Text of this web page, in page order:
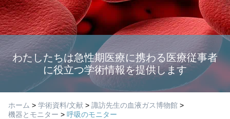
わたしたちは急性期医療に携わる医療従事者
に役立つ学術情報を提供します
ホーム > 学術資料/文献 > 諏訪先生の血液ガス博物館 >
機器とモニター > 呼吸のモニター